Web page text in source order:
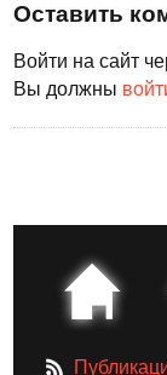
Оставить
Войти на сайт
Вы должны